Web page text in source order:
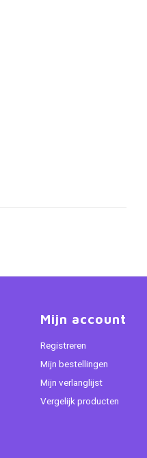
Mijn account
Registreren
Mijn bestellingen
Mijn verlanglijst
Vergelijk producten